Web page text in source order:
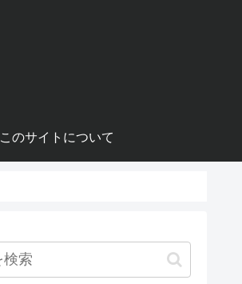
このサイトについて